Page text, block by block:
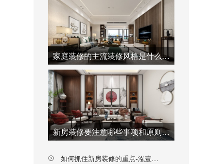
家庭装修的主流装修风格是什么-泓壹设计
新房装修要注意哪些事项和原则-泓壹设计
如何抓住新房装修的重点-泓壹设计